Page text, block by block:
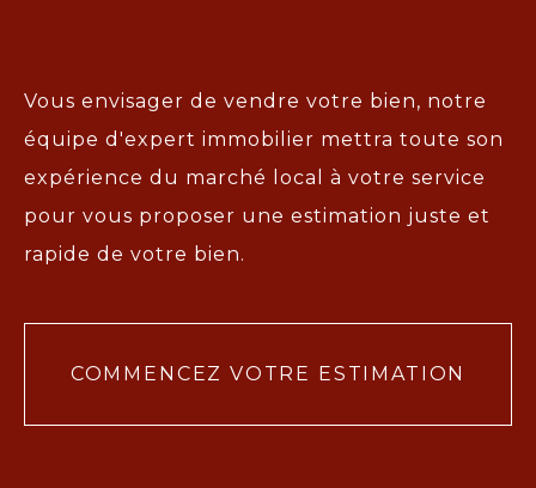
Vous envisager de vendre votre bien, notre
équipe d'expert immobilier mettra toute son
expérience du marché local à votre service
pour vous proposer une estimation juste et
rapide de votre bien.
COMMENCEZ VOTRE ESTIMATION